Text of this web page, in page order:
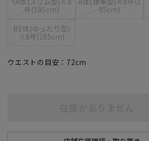
号(185cm)
85cm)
BE体(ゆったり型)
×8号(185cm)
ウエストの目安： 72cm